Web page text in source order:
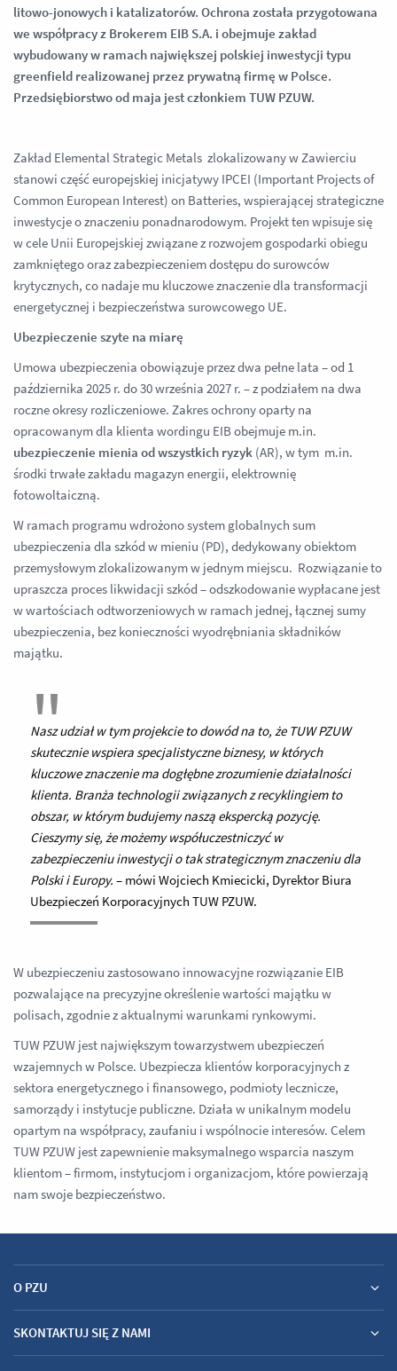
litowo-jonowych i katalizatorów. Ochrona została przygotowana
we współpracy z Brokerem EIB S.A. i obejmuje zakład
wybudowany w ramach największej polskiej inwestycji typu
greenfield realizowanej przez prywatną firmę w Polsce.
Przedsiębiorstwo od maja jest członkiem TUW PZUW.
Zakład Elemental Strategic Metals zlokalizowany w Zawierciu
stanowi część europejskiej inicjatywy IPCEI (Important Projects of
Common European Interest) on Batteries, wspierającej strategiczne
inwestycje o znaczeniu ponadnarodowym. Projekt ten wpisuje się
w cele Unii Europejskiej związane z rozwojem gospodarki obiegu
zamkniętego oraz zabezpieczeniem dostępu do surowców
krytycznych, co nadaje mu kluczowe znaczenie dla transformacji
energetycznej i bezpieczeństwa surowcowego UE.
Ubezpieczenie szyte na miarę
Umowa ubezpieczenia obowiązuje przez dwa pełne lata – od 1
października 2025 r. do 30 września 2027 r. – z podziałem na dwa
roczne okresy rozliczeniowe. Zakres ochrony oparty na
opracowanym dla klienta wordingu EIB obejmuje m.in.
ubezpieczenie mienia od wszystkich ryzyk (AR), w tym m.in.
środki trwałe zakładu magazyn energii, elektrownię
fotowoltaiczną.
W ramach programu wdrożono system globalnych sum
ubezpieczenia dla szkód w mieniu (PD), dedykowany obiektom
przemysłowym zlokalizowanym w jednym miejscu. Rozwiązanie to
upraszcza proces likwidacji szkód – odszkodowanie wypłacane jest
w wartościach odtworzeniowych w ramach jednej, łącznej sumy
ubezpieczenia, bez konieczności wyodrębniania składników
majątku.
Nasz udział w tym projekcie to dowód na to, że TUW PZUW
skutecznie wspiera specjalistyczne biznesy, w których
kluczowe znaczenie ma dogłębne zrozumienie działalności
klienta. Branża technologii związanych z recyklingiem to
obszar, w którym budujemy naszą ekspercką pozycję.
Cieszymy się, że możemy współuczestniczyć w
zabezpieczeniu inwestycji o tak strategicznym znaczeniu dla
Polski i Europy. – mówi Wojciech Kmiecicki, Dyrektor Biura
Ubezpieczeń Korporacyjnych TUW PZUW.
W ubezpieczeniu zastosowano innowacyjne rozwiązanie EIB
pozwalające na precyzyjne określenie wartości majątku w
polisach, zgodnie z aktualnymi warunkami rynkowymi.
TUW PZUW jest największym towarzystwem ubezpieczeń
wzajemnych w Polsce. Ubezpiecza klientów korporacyjnych z
sektora energetycznego i finansowego, podmioty lecznicze,
samorządy i instytucje publiczne. Działa w unikalnym modelu
opartym na współpracy, zaufaniu i wspólnocie interesów. Celem
TUW PZUW jest zapewnienie maksymalnego wsparcia naszym
klientom – firmom, instytucjom i organizacjom, które powierzają
nam swoje bezpieczeństwo.
O PZU
SKONTAKTUJ SIĘ Z NAMI